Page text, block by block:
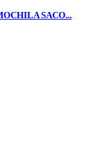
SACO...